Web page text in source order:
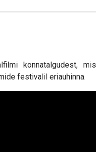
konnatalgudest, mis
festivalil eriauhinna.